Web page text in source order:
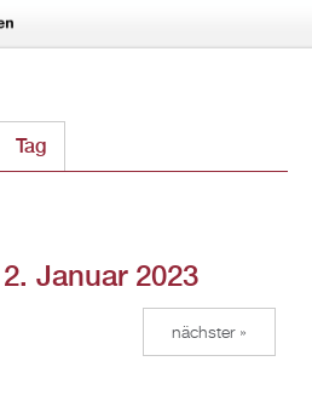
Tag
Januar 2023
nächster »